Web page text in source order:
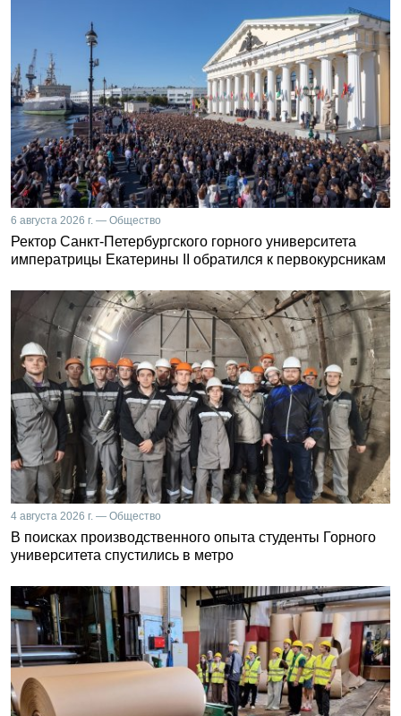
6 августа 2026 г. — Общество
Ректор Санкт-Петербургского горного университета
императрицы Екатерины II обратился к первокурсникам
4 августа 2026 г. — Общество
В поисках производственного опыта студенты Горного
университета спустились в метро